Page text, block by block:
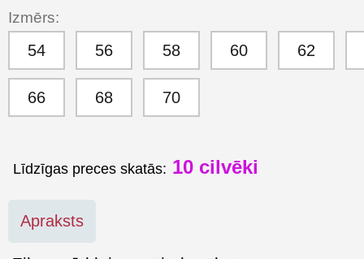
Izmērs:
54 56 58 60 62
66 68 70
Līdzīgas preces skatās: 10 cilvēki
Apraksts